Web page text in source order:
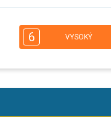
34°max.
16:00
34°
6 VYSOKÝ
3
2
1